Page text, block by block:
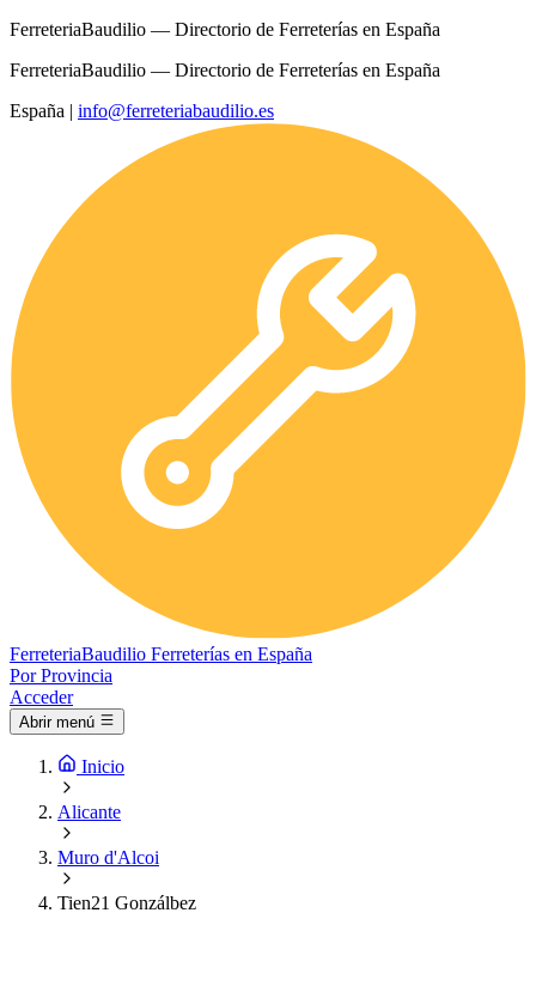
FerreteriaBaudilio — Directorio de Ferreterías en España
FerreteriaBaudilio — Directorio de Ferreterías en España
España | info@ferreteriabaudilio.es
FerreteriaBaudilio Ferreterías en España
Por Provincia
Acceder
Abrir menú
Inicio
Alicante
Muro d'Alcoi
Tien21 Gonzálbez